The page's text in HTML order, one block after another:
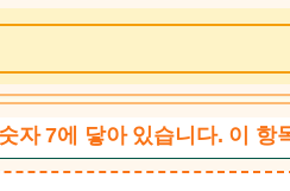
자 7에 닿아 있습니다. 이 항